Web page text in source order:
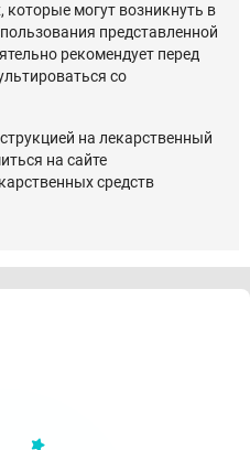
которые могут возникнуть в
представленной
рекомендует перед
со
на лекарственный
на сайте
средств